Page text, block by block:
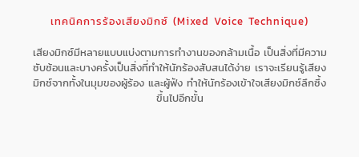
เทคนิคการร้องเสียงมิกซ์ (Mixed Voice Technique)
เสียงมิกซ์มีหลายแบบแบ่งตามการทำงานของกล้ามเนื้อ เป็นสิ่งที่มีความ
ซับซ้อนและบางครั้งเป็นสิ่งที่ทำให้นักร้องสับสนได้ง่าย เราจะเรียนรู้เสียง
มิกซ์จากทั้งในมุมของผู้ร้อง และผู้ฟัง ทำให้นักร้องเข้าใจเสียงมิกซ์ลึกซึ้ง
ขึ้นไปอีกขั้น